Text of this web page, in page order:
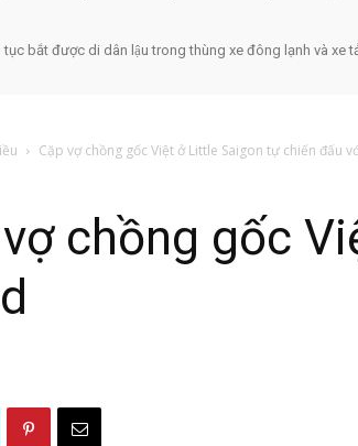
tục bắt được di dân lậu trong thùng xe đông lạnh và xe
Cặp vợ chồng gốc Việt ở Little Saigon tự chiến đấu
chồng gốc